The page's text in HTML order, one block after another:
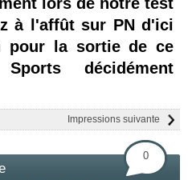
à l'affût sur PN d'ici
pour la sortie de ce
décidément
Impressions suivante
0